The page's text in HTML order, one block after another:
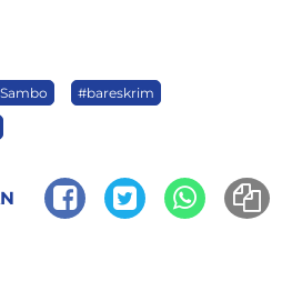
#bareskrim